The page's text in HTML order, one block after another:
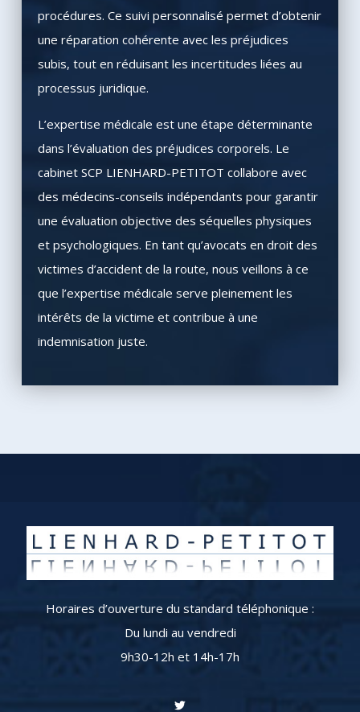
procédures. Ce suivi personnalisé permet d’obtenir
une réparation cohérente avec les préjudices
subis, tout en réduisant les incertitudes liées au
processus juridique.
L’expertise médicale est une étape déterminante
dans l’évaluation des préjudices corporels. Le
cabinet SCP LIENHARD-PETITOT collabore avec
des médecins-conseils indépendants pour garantir
une évaluation objective des séquelles physiques
et psychologiques. En tant qu’avocats en droit des
victimes d’accident de la route, nous veillons à ce
que l’expertise médicale serve pleinement les
intérêts de la victime et contribue à une
indemnisation juste.
Horaires d’ouverture du standard téléphonique :
Du lundi au vendredi
9h30-12h et 14h-17h